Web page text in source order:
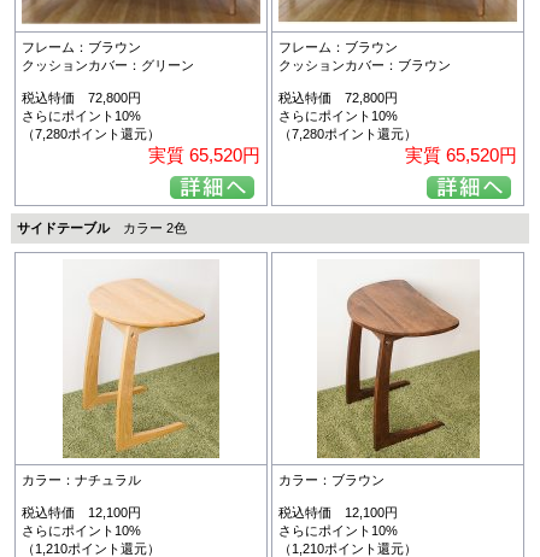
フレーム：ブラウン
クッションカバー：グリーン
税込特価 72,800円
さらにポイント10%
（7,280ポイント還元）
実質 65,520円
フレーム：ブラウン
クッションカバー：ブラウン
税込特価 72,800円
さらにポイント10%
（7,280ポイント還元）
実質 65,520円
サイドテーブルカラー 2色
カラー：ナチュラル
税込特価 12,100円
さらにポイント10%
（1,210ポイント還元）
カラー：ブラウン
税込特価 12,100円
さらにポイント10%
（1,210ポイント還元）